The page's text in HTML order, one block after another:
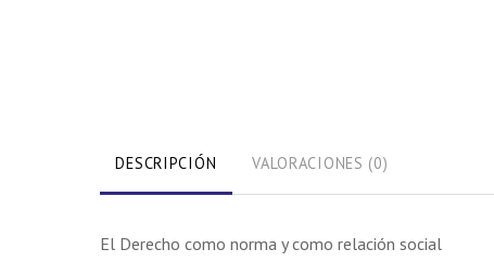
DESCRIPCIÓN VALORACIONES (0)
El Derecho como norma y como relación social